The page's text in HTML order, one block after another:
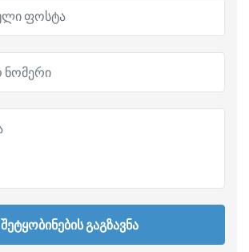
შეტყობინების გაგზავნა